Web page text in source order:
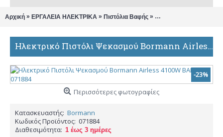
Αρχική » ΕΡΓΑΛΕΙΑ ΗΛΕΚΤΡΙΚΑ » Πιστόλια Βαφής » Ηλεκτρικό Πιστόλι
Ηλεκτρικό Πιστόλι Ψεκασμού Bormann Airless 4100W BAP7100 071884
-23%
Περισσότερες φωτογραφίες
Κατασκευαστής: Bormann
Κωδικός Προϊόντος: 071884
Διαθεσιμότητα: 1 έως 3 ημέρες